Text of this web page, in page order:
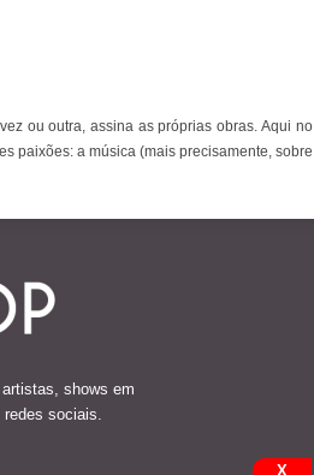
ou outra, assina as próprias obras. Aqui no
paixões: a música (mais precisamente, sobre
shows em
sociais.
X